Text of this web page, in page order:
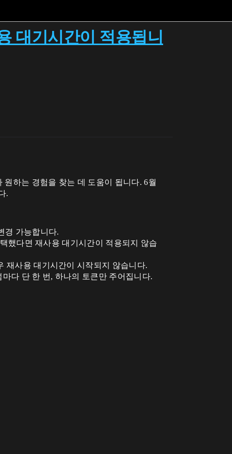
대기시간이 적용됩니
하는 경험을 찾는 데 도움이 됩니다. 6월
.
경 가능합니다.
했다면 재사용 대기시간이 적용되지 않습
재사용 대기시간이 시작되지 않습니다.
다 단 한 번, 하나의 토큰만 주어집니다.